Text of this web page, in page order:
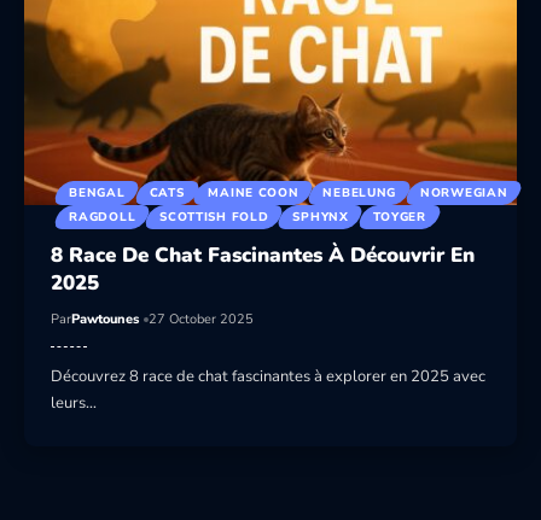
Pawtounes 23 October 2025
BENGAL CATS MAINE COON NEBELUNG
NORWEGIAN
RAGDOLL
SCOTTISH FOLD SPHYNX TOYGER
8 Race De Chat Fascinantes À Découvrir En
2025
ParPawtounes 27 October 2025
Découvrez 8 race de chat fascinantes à explorer en 2025 avec
leurs…